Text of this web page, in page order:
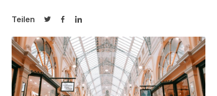
Teilen
Auf Twitter teilen
Auf Facebook teilen
Auf LinkedIn teilen